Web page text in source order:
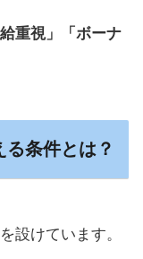
給重視」「ボーナ
条件とは？
設けています。